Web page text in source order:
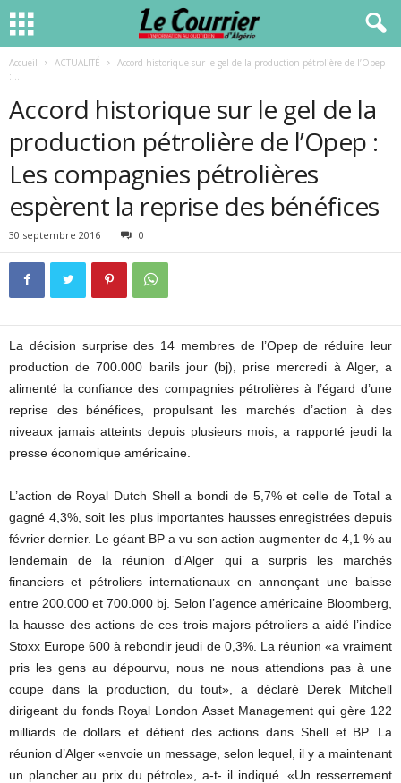
Accueil ACTUALITÉ
Accord historique sur le gel de la production pétrolière de l’Opep
:...
Accord historique sur le gel de la
production pétrolière de l’Opep :
Les compagnies pétrolières
espèrent la reprise des bénéfices
30 septembre 2016 0
La décision surprise des 14 membres de l’Opep de réduire leur
production de 700.000 barils jour (bj), prise mercredi à Alger, a
alimenté la confiance des compagnies pétrolières à l’égard d’une
reprise des bénéfices, propulsant les marchés d’action à des
niveaux jamais atteints depuis plusieurs mois, a rapporté jeudi la
presse économique américaine.
L’action de Royal Dutch Shell a bondi de 5,7% et celle de Total a
gagné 4,3%, soit les plus importantes hausses enregistrées depuis
février dernier. Le géant BP a vu son action augmenter de 4,1 % au
lendemain de la réunion d’Alger qui a surpris les marchés
financiers et pétroliers internationaux en annonçant une baisse
entre 200.000 et 700.000 bj. Selon l’agence américaine Bloomberg,
la hausse des actions de ces trois majors pétroliers a aidé l’indice
Stoxx Europe 600 à rebondir jeudi de 0,3%. La réunion «a vraiment
pris les gens au dépourvu, nous ne nous attendions pas à une
coupe dans la production, du tout», a déclaré Derek Mitchell
dirigeant du fonds Royal London Asset Management qui gère 122
milliards de dollars et détient des actions dans Shell et BP. La
réunion d’Alger «envoie un message, selon lequel, il y a maintenant
un plancher au prix du pétrole», a-t- il indiqué. «Un resserrement